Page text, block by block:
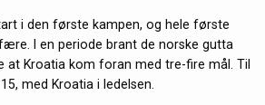
i den første kampen, og hele første
I en periode brant de norske gutta
at Kroatia kom foran med tre-fire mål. Til
med Kroatia i ledelsen.